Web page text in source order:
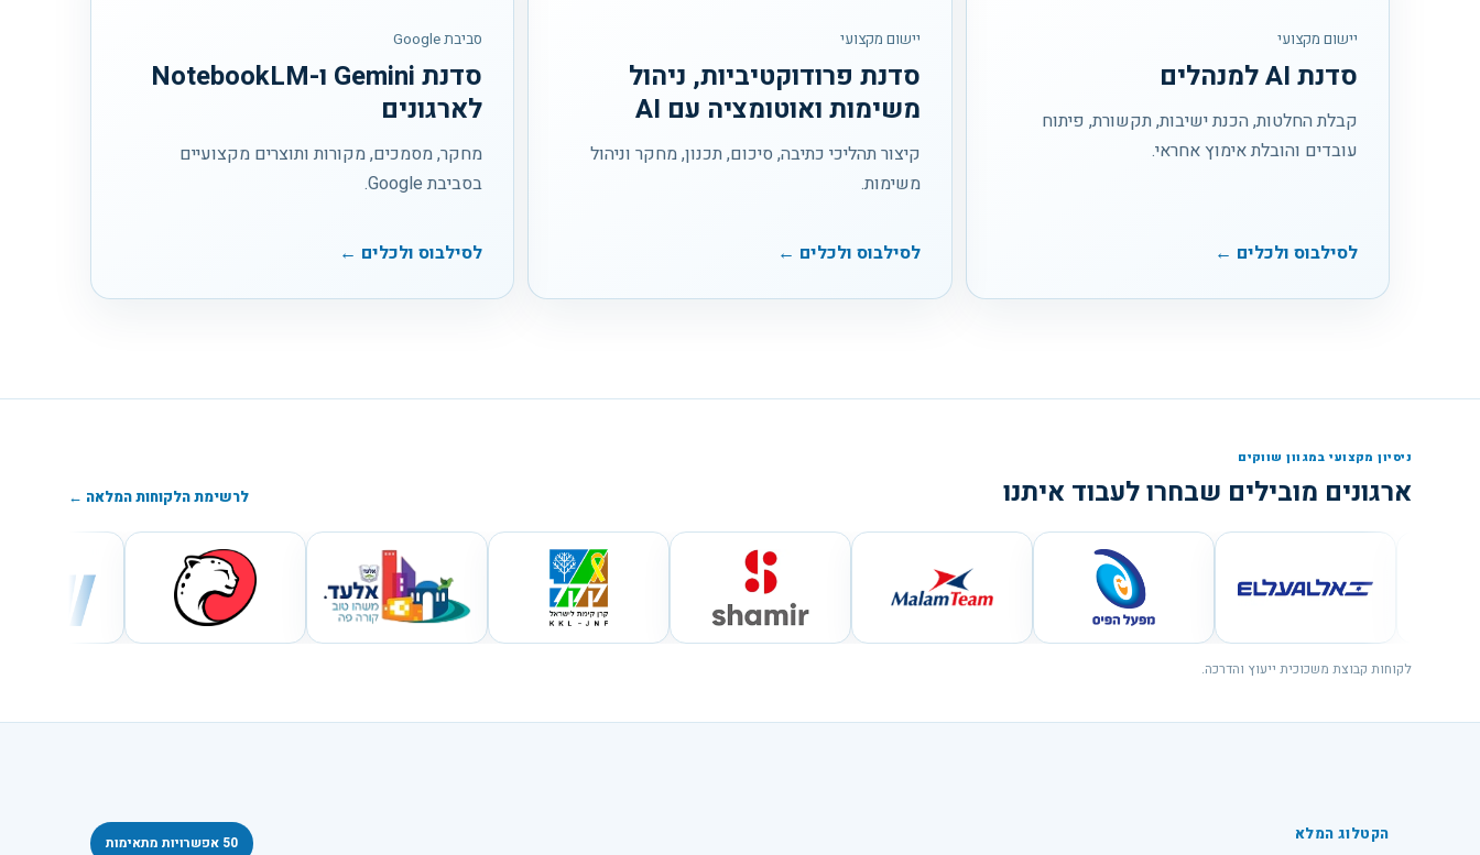
יישום מקצועי
סדנת AI למנהלים
קבלת החלטות, הכנת ישיבות, תקשורת, פיתוח
עובדים והובלת אימוץ אחראי.
לסילבוס ולכלים ←
יישום מקצועי
סדנת פרודוקטיביות, ניהול
משימות ואוטומציה עם AI
קיצור תהליכי כתיבה, סיכום, תכנון, מחקר וניהול
משימות.
לסילבוס ולכלים ←
סביבת Google
סדנת Gemini ו-NotebookLM
לארגונים
מחקר, מסמכים, מקורות ותוצרים מקצועיים
בסביבת Google.
לסילבוס ולכלים ←
ניסיון מקצועי במגוון שווקים
ארגונים מובילים שבחרו לעבוד איתנו לרשימת הלקוחות המלאה ←
לקוחות קבוצת משכוכית ייעוץ והדרכה.
הקטלוג המלא 50 אפשרויות מתאימות